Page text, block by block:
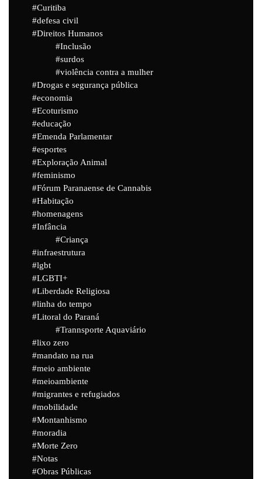
Curitiba
defesa civil
Direitos Humanos
Inclusão
surdos
violência contra a mulher
Drogas e segurança pública
economia
Ecoturismo
educação
Emenda Parlamentar
esportes
Exploração Animal
feminismo
Fórum Paranaense de Cannabis
Habitação
homenagens
Infância
Criança
infraestrutura
lgbt
LGBTI+
Liberdade Religiosa
linha do tempo
Litoral do Paraná
Trannsporte Aquaviário
lixo zero
mandato na rua
meio ambiente
meioambiente
migrantes e refugiados
mobilidade
Montanhismo
moradia
Morte Zero
Notas
Obras Públicas